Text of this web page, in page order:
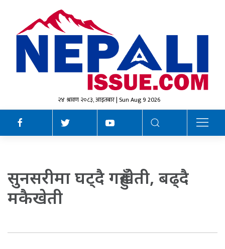
२४ श्रावण २०८३, आइतबार | Sun Aug 9 2026
सुनसरीमा घट्दै गहुँखेती, बढ्दै
मकैखेती